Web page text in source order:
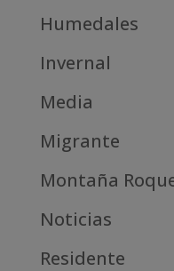
Humedales
Invernal
Media
Migrante
Montaña
Noticias
Residente